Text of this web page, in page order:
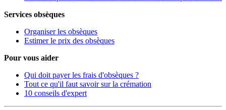
Services obsèques
Organiser les obsèques
Estimer le prix des obsèques
Pour vous aider
Qui doit payer les frais d'obsèques ?
Tout ce qu'il faut savoir sur la crémation
10 conseils d'expert